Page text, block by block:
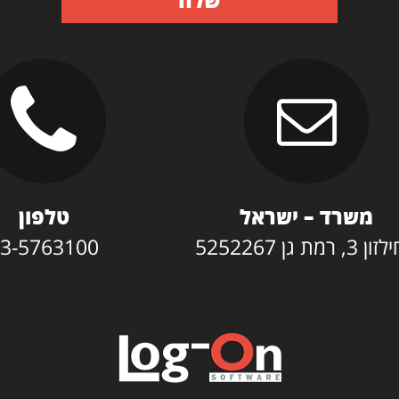
משרד – ישראל
גן 5252267
טלפון
5763100